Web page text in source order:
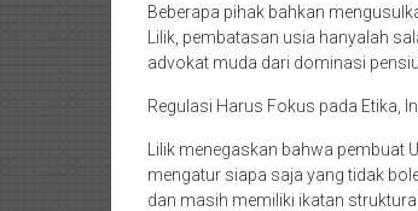
Beberapa pihak bahkan
Lilik, pembatasan usia hanyalah
advokat muda dari dominasi
Regulasi Harus Fokus pada Etika,
Lilik menegaskan bahwa pembuat
mengatur siapa saja yang tidak
dan masih memiliki ikatan